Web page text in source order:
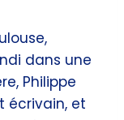
dans une
Philippe
écrivain, et